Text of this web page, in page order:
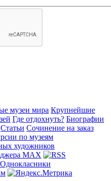
музеи мира Крупнейшие
Где отдохнуть? Биографии
Статьи Сочинение на заказ
по музеям
художников